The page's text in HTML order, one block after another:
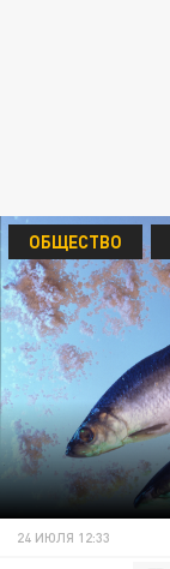
ОБЩЕСТВО
24 ИЮЛЯ 12:33